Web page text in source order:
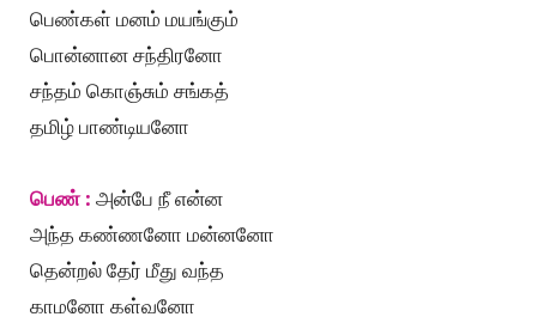
பெண்கள் மனம் மயங்கும்
பொன்னான சந்திரனோ
சந்தம் கொஞ்சும் சங்கத்
தமிழ் பாண்டியனோ
பெண் : அன்பே நீ என்ன
அந்த கண்ணனோ மன்னனோ
தென்றல் தேர் மீது வந்த
காமனோ கள்வனோ